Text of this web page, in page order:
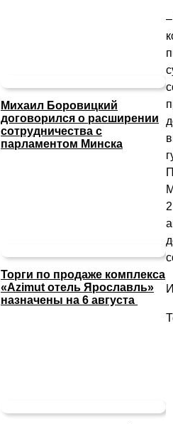
Михаил Боровицкий
договорился о расширении
сотрудничества с
парламентом Минска
Торги по продаже комплекса
«Azimut отель Ярославль»
назначены на 6 августа